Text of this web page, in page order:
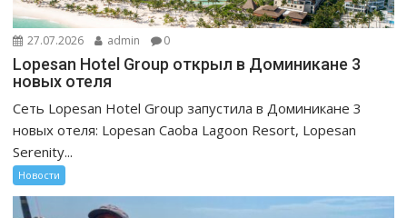
27.07.2026 admin 0
Lopesan Hotel Group открыл в Доминикане 3
новых отеля
Сеть Lopesan Hotel Group запустила в Доминикане 3
новых отеля: Lopesan Caoba Lagoon Resort, Lopesan
Serenity...
Новости